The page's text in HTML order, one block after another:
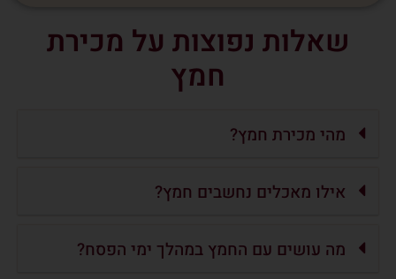
שאלות נפוצות על מכירת
חמץ
מהי מכירת חמץ?
אילו מאכלים נחשבים חמץ?
מה עושים עם החמץ במהלך ימי הפסח?